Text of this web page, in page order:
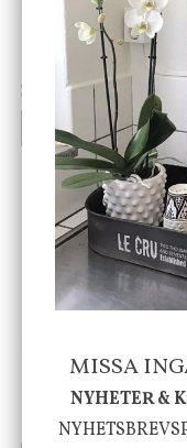
Cloudy kruka mini,
199 kr
INFO KÖP
Skål, Hands marmor
635 kr795 kr
-20%
MISSA
NYHETER &